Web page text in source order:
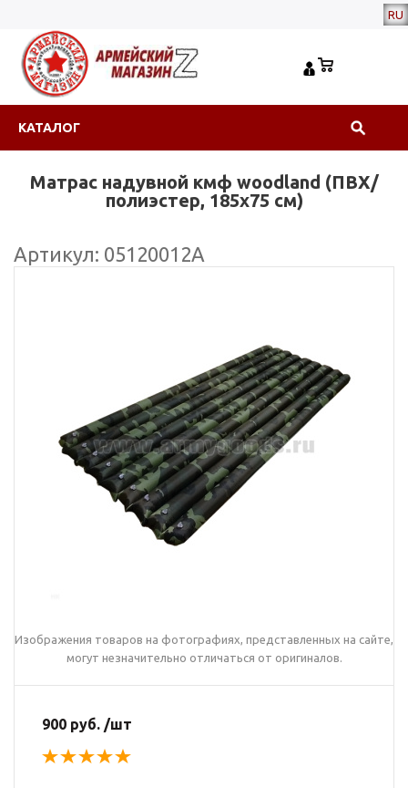
RU
КАТАЛОГ
Матрас надувной кмф woodland (ПВХ/
полиэстер, 185х75 см)
Артикул: 05120012А
Изображения товаров на фотографиях, представленных на сайте,
могут незначительно отличаться от оригиналов.
900 руб. /шт